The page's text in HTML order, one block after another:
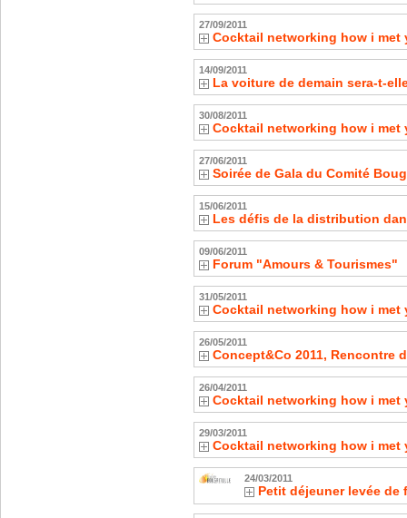
27/09/2011
Cocktail networking how i met
14/09/2011
La voiture de demain sera-t-
30/08/2011
Cocktail networking how i met
27/06/2011
Soirée de Gala du Comité
15/06/2011
Les défis de la distribution
09/06/2011
Forum "Amours & Tourismes"
31/05/2011
Cocktail networking how i met
26/05/2011
Concept&Co 2011, Rencontre
26/04/2011
Cocktail networking how i met
29/03/2011
Cocktail networking how i met
24/03/2011
Petit déjeuner levée